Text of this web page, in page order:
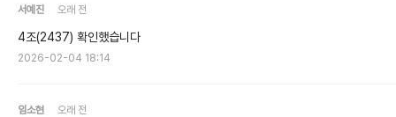
서예진 오래 전
4조(2437) 확인했습니다
2026-02-04 18:14
임소현 오래 전